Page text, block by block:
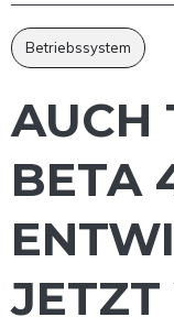
Betriebssystem
AUCH
BETA
JETZT